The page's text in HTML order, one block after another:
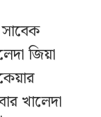
জিয়া
খালেদা